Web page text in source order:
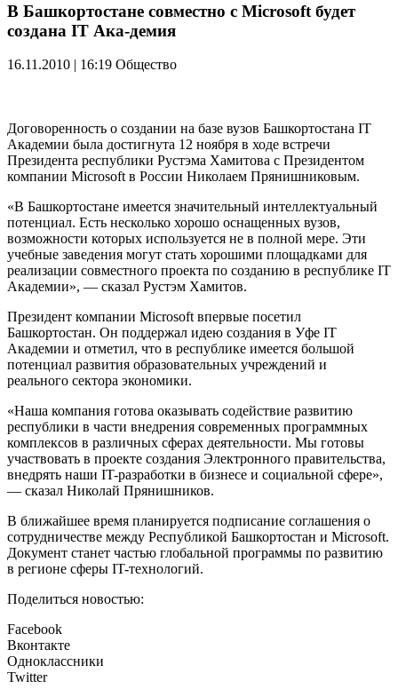
В Башкортостане совместно с Microsoft будет
создана IT Ака-демия
16.11.2010 | 16:19 Общество
Договоренность о создании на базе вузов Башкортостана IT
Академии была достигнута 12 ноября в ходе встречи
Президента республики Рустэма Хамитова с Президентом
компании Microsoft в России Николаем Прянишниковым.
«В Башкортостане имеется значительный интеллектуальный
потенциал. Есть несколько хорошо оснащенных вузов,
возможности которых используется не в полной мере. Эти
учебные заведения могут стать хорошими площадками для
реализации совместного проекта по созданию в республике IT
Академии», — сказал Рустэм Хамитов.
Президент компании Microsoft впервые посетил
Башкортостан. Он поддержал идею создания в Уфе IT
Академии и отметил, что в республике имеется большой
потенциал развития образовательных учреждений и
реального сектора экономики.
«Наша компания готова оказывать содействие развитию
республики в части внедрения современных программных
комплексов в различных сферах деятельности. Мы готовы
участвовать в проекте создания Электронного правительства,
внедрять наши IT-разработки в бизнесе и социальной сфере»,
— сказал Николай Прянишников.
В ближайшее время планируется подписание соглашения о
сотрудничестве между Республикой Башкортостан и Microsoft.
Документ станет частью глобальной программы по развитию
в регионе сферы IT-технологий.
Поделиться новостью:
Facebook
Вконтакте
Одноклассники
Twitter